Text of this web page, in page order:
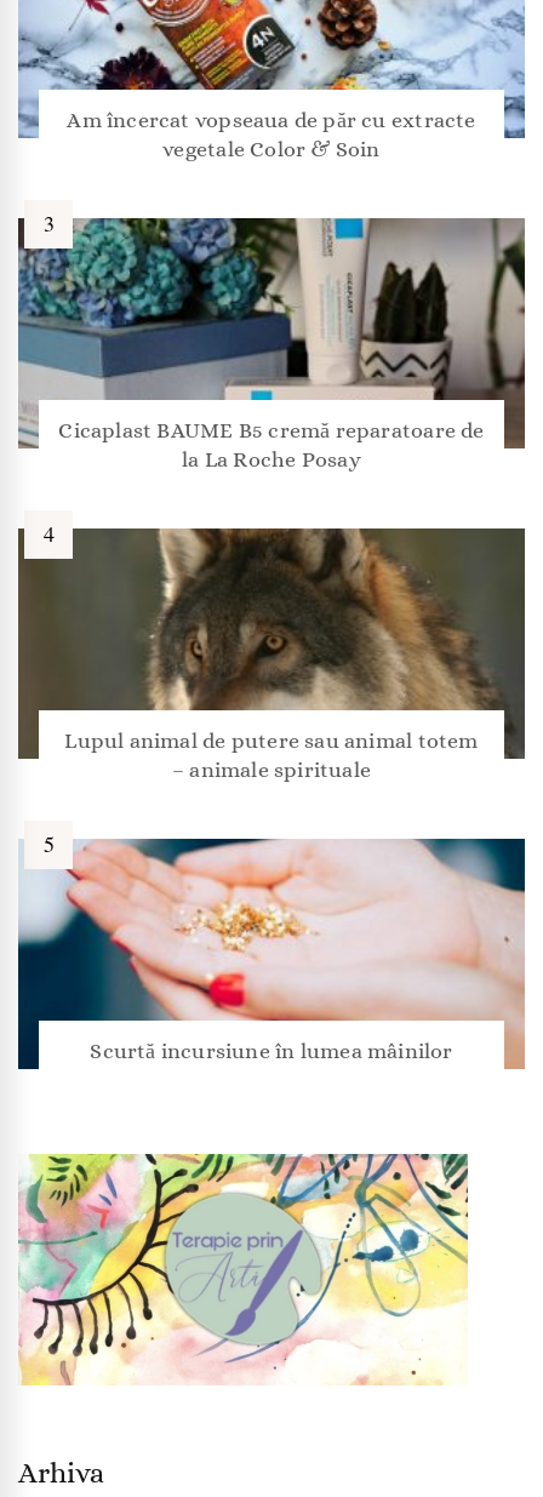
Am încercat vopseaua de păr cu extracte
vegetale Color & Soin
Cicaplast BAUME B5 cremă reparatoare de
la La Roche Posay
Lupul animal de putere sau animal totem
– animale spirituale
Scurtă incursiune în lumea mâinilor
Arhiva